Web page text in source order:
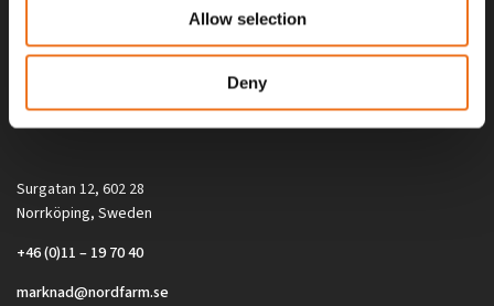
Allow selection
Deny
Alla priser på tillbehör och tillval gäller vid köp av ny maskin. Priserna
gäller inte vid köp av enskild produkt, till exempel
Surgatan 12, 602 28
Norrköping, Sweden
+46 (0)11 – 19 70 40
marknad@nordfarm.se